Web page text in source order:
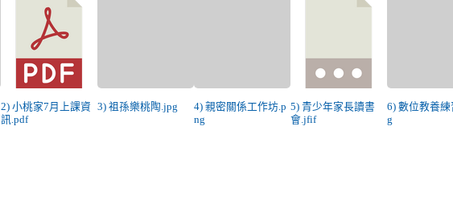
2) 小桃家7月上課資
訊.pdf
3) 祖孫樂桃陶.jpg
4) 親密關係工作坊.p
ng
5) 青少年家長讀書
會.jfif
6) 數位教養練
g